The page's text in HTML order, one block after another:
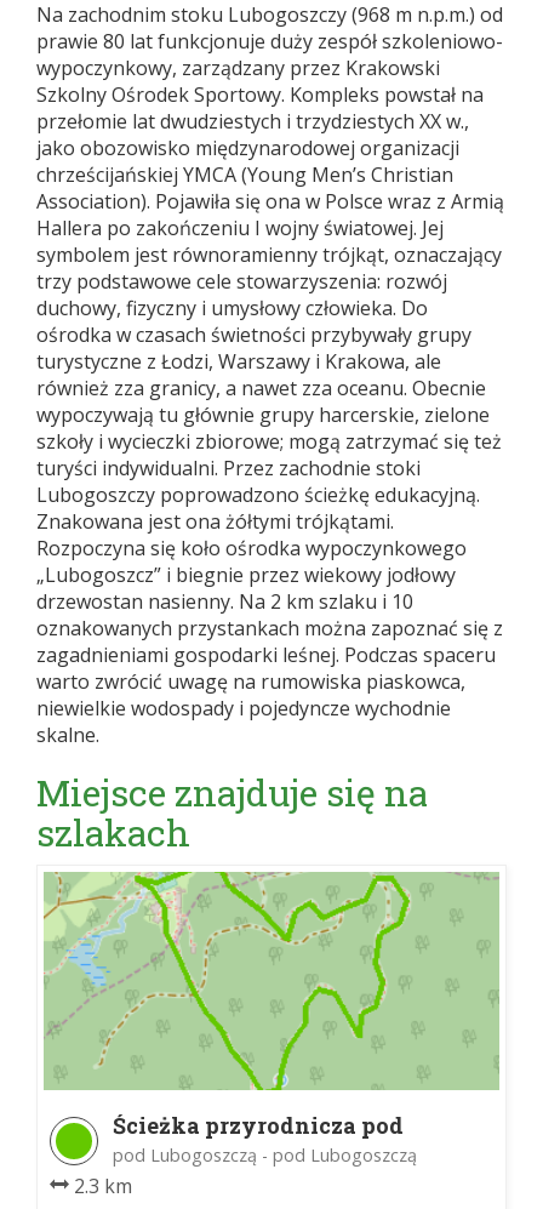
Na zachodnim stoku Lubogoszczy (968 m n.p.m.) od
prawie 80 lat funkcjonuje duży zespół szkoleniowo-
wypoczynkowy, zarządzany przez Krakowski
Szkolny Ośrodek Sportowy. Kompleks powstał na
przełomie lat dwudziestych i trzydziestych XX w.,
jako obozowisko międzynarodowej organizacji
chrześcijańskiej YMCA (Young Men’s Christian
Association). Pojawiła się ona w Polsce wraz z Armią
Hallera po zakończeniu I wojny światowej. Jej
symbolem jest równoramienny trójkąt, oznaczający
trzy podstawowe cele stowarzyszenia: rozwój
duchowy, fizyczny i umysłowy człowieka. Do
ośrodka w czasach świetności przybywały grupy
turystyczne z Łodzi, Warszawy i Krakowa, ale
również zza granicy, a nawet zza oceanu. Obecnie
wypoczywają tu głównie grupy harcerskie, zielone
szkoły i wycieczki zbiorowe; mogą zatrzymać się też
turyści indywidualni. Przez zachodnie stoki
Lubogoszczy poprowadzono ścieżkę edukacyjną.
Znakowana jest ona żółtymi trójkątami.
Rozpoczyna się koło ośrodka wypoczynkowego
„Lubogoszcz” i biegnie przez wiekowy jodłowy
drzewostan nasienny. Na 2 km szlaku i 10
oznakowanych przystankach można zapoznać się z
zagadnieniami gospodarki leśnej. Podczas spaceru
warto zwrócić uwagę na rumowiska piaskowca,
niewielkie wodospady i pojedyncze wychodnie
skalne.
Miejsce znajduje się na
szlakach
Ścieżka przyrodnicza pod
Lubogoszczą
pod Lubogoszczą - pod Lubogoszczą
2.3 km